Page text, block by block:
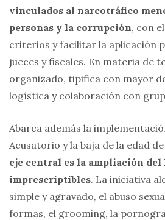
vinculados al narcotráfico
personas y la corrupción, con
criterios y facilitar la aplicación
jueces y fiscales. En materia de
organizado, tipifica con mayor
logística y colaboración con
Abarca además la
Acusatorio y la baja de la edad
eje central es la ampliación
imprescriptibles. La iniciativa
simple y agravado, el abuso
formas, el grooming, la